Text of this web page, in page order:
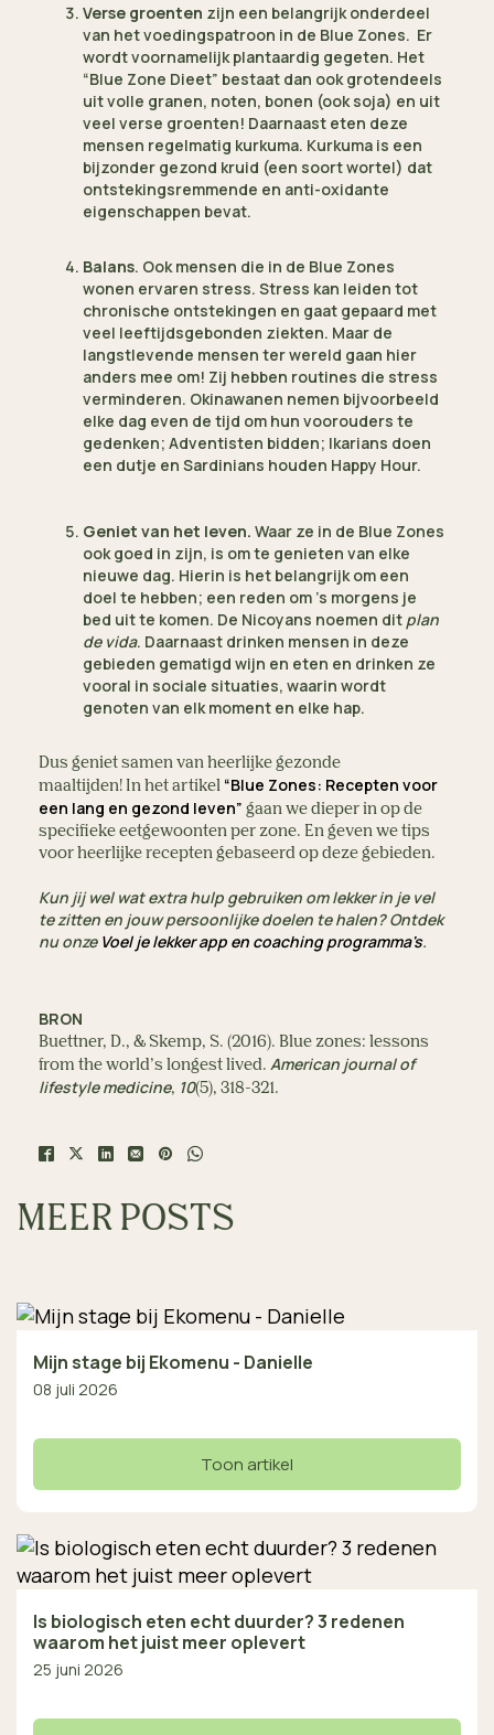
Verse groenten zijn een belangrijk onderdeel
van het voedingspatroon in de Blue Zones. Er
wordt voornamelijk plantaardig gegeten. Het
“Blue Zone Dieet” bestaat dan ook grotendeels
uit volle granen, noten, bonen (ook soja) en uit
veel verse groenten! Daarnaast eten deze
mensen regelmatig kurkuma. Kurkuma is een
bijzonder gezond kruid (een soort wortel) dat
ontstekingsremmende en anti-oxidante
eigenschappen bevat.
Balans. Ook mensen die in de Blue Zones
wonen ervaren stress. Stress kan leiden tot
chronische ontstekingen en gaat gepaard met
veel leeftijdsgebonden ziekten. Maar de
langstlevende mensen ter wereld gaan hier
anders mee om! Zij hebben routines die stress
verminderen. Okinawanen nemen bijvoorbeeld
elke dag even de tijd om hun voorouders te
gedenken; Adventisten bidden; Ikarians doen
een dutje en Sardinians houden Happy Hour.
Geniet van het leven. Waar ze in de Blue Zones
ook goed in zijn, is om te genieten van elke
nieuwe dag. Hierin is het belangrijk om een
doel te hebben; een reden om ’s morgens je
bed uit te komen. De Nicoyans noemen dit plan
de vida. Daarnaast drinken mensen in deze
gebieden gematigd wijn en eten en drinken ze
vooral in sociale situaties, waarin wordt
genoten van elk moment en elke hap.
Dus geniet samen van heerlijke gezonde
maaltijden! In het artikel “Blue Zones: Recepten voor
een lang en gezond leven” gaan we dieper in op de
specifieke eetgewoonten per zone. En geven we tips
voor heerlijke recepten gebaseerd op deze gebieden.
Kun jij wel wat extra hulp gebruiken om lekker in je vel
te zitten en jouw persoonlijke doelen te halen? Ontdek
nu onze Voel je lekker app en coaching programma's.
BRON
Buettner, D., & Skemp, S. (2016). Blue zones: lessons
from the world’s longest lived. American journal of
lifestyle medicine, 10(5), 318-321.
MEER POSTS
Mijn stage bij Ekomenu - Danielle
08 juli 2026
Toon artikel
Is biologisch eten echt duurder? 3 redenen
waarom het juist meer oplevert
25 juni 2026